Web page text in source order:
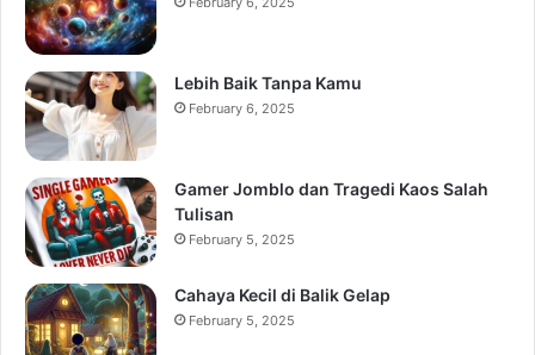
Lebih Baik Tanpa Kamu
February 6, 2025
Gamer Jomblo dan Tragedi Kaos Salah
Tulisan
February 5, 2025
Cahaya Kecil di Balik Gelap
February 5, 2025